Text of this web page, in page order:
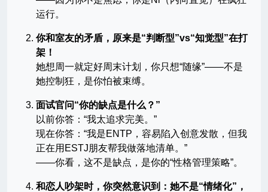
运行。
你和室友的矛盾，原来是“判断型”vs“知觉型”在打
架！
她想周一就定好周末计划，你只想“随缘”——不是
她控制狂，是你怕被束缚。
面试官问“你的缺点是什么？”
以前你答：“我太追求完美。”
现在你答：“我是ENTP，容易陷入创意发散，但我
正在用ESTJ朋友帮我做落地清单。”
——你看，这不是缺点，是你的“性格管理策略”。
和恋人吵架时，你突然意识到：她不是“情绪化”，